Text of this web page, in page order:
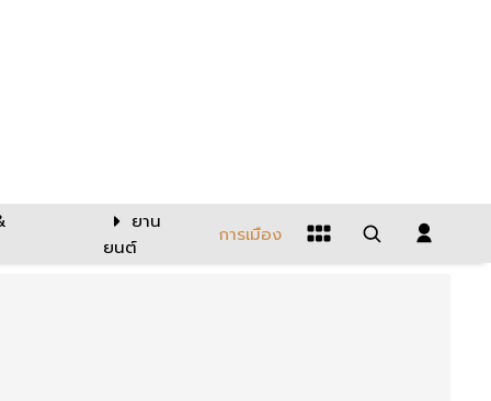
ยาน
ยนต์
การเมือง